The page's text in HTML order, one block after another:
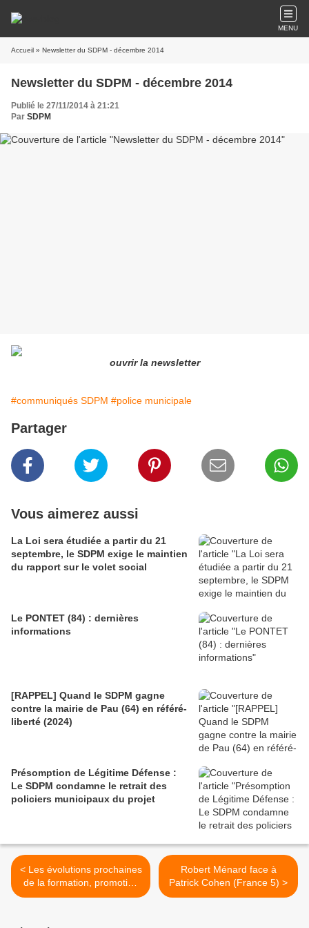
MENU
Accueil » Newsletter du SDPM - décembre 2014
Newsletter du SDPM - décembre 2014
Publié le 27/11/2014 à 21:21
Par SDPM
ouvrir la newsletter
#communiqués SDPM #police municipale
Partager
Vous aimerez aussi
La Loi sera étudiée a partir du 21
septembre, le SDPM exige le maintien
du rapport sur le volet social
Le PONTET (84) : dernières
informations
[RAPPEL] Quand le SDPM gagne
contre la mairie de Pau (64) en référé-
liberté (2024)
Présomption de Légitime Défense :
Le SDPM condamne le retrait des
policiers municipaux du projet
< Les évolutions prochaines
de la formation, promotion
du Cadre A...
Robert Ménard face à
Patrick Cohen (France 5) >